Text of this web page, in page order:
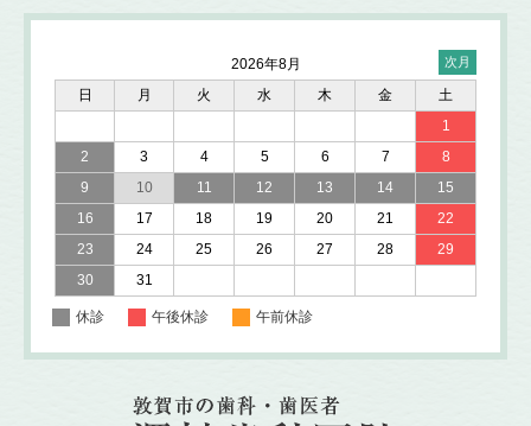
2026年8月
日
月 火 水 木 金
土
1
2
3 4 5 6 7
8
9
10 11 12 13 14
15
16
17 18 19 20 21
22
23
24 25 26 27 28
29
30
31
休診 午後休診 午前休診